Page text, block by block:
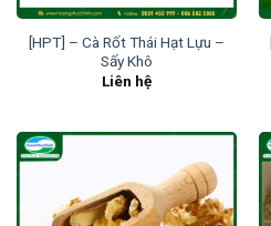
[HPT] – Cà Rốt Thái Hạt Lựu –
Sấy Khô
Liên hệ